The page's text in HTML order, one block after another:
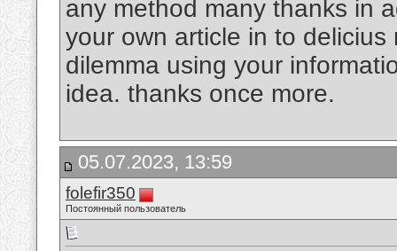
any method many thanks in
your own article in to
dilemma using your
idea. thanks once more.
05.07.2023, 13:59
folefir350
Постоянный пользователь